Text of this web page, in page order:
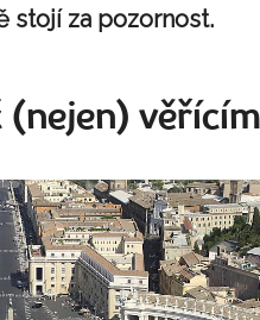
stojí za pozornost.
(nejen) věřícím